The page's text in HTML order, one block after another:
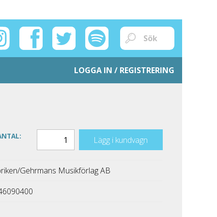
LOGGA IN / REGISTRERING
Lägg i kundvagn
Gehrmans Musikförlag AB